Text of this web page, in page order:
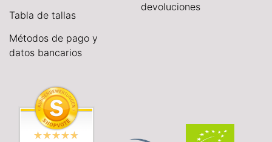
Tabla de tallas
Métodos de pago y
datos bancarios
devoluciones